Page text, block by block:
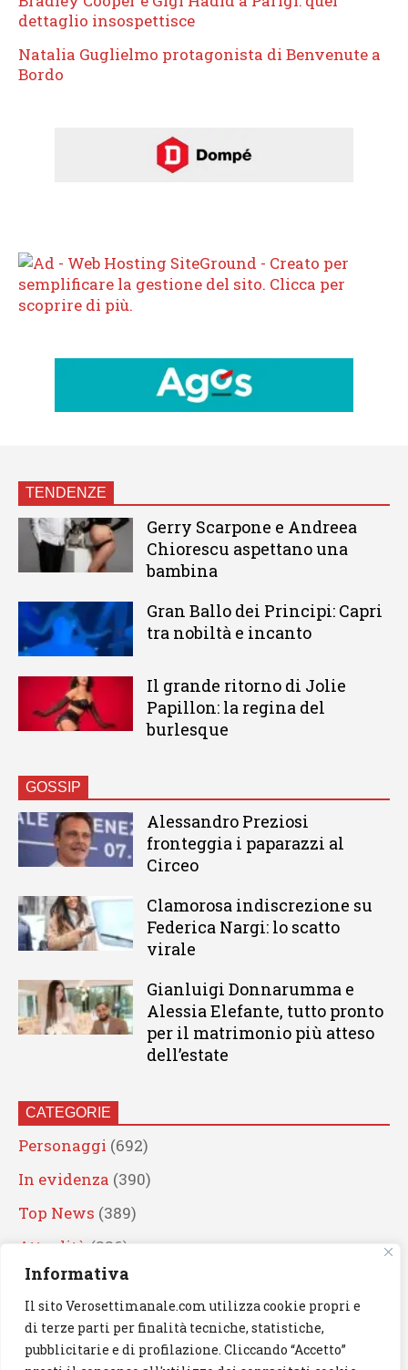
Informativa
Il sito Verosettimanale.com utilizza cookie propri e
di terze parti per finalità tecniche, statistiche,
pubblicitarie e di profilazione. Cliccando “Accetto”
dettaglio insospettisce
Natalia Guglielmo protagonista di Benvenute a
Bordo
TENDENZE
Gerry Scarpone e Andreea
Chiorescu aspettano una
bambina
Gran Ballo dei Principi: Capri
tra nobiltà e incanto
Il grande ritorno di Jolie
Papillon: la regina del
burlesque
GOSSIP
Alessandro Preziosi
fronteggia i paparazzi al
Circeo
Clamorosa indiscrezione su
Federica Nargi: lo scatto
virale
Gianluigi Donnarumma e
Alessia Elefante, tutto pronto
per il matrimonio più atteso
dell’estate
CATEGORIE
Personaggi (692)
In evidenza (390)
Top News (389)
Attualità (336)
Eventi(330)
Artisti (241)
News(239)